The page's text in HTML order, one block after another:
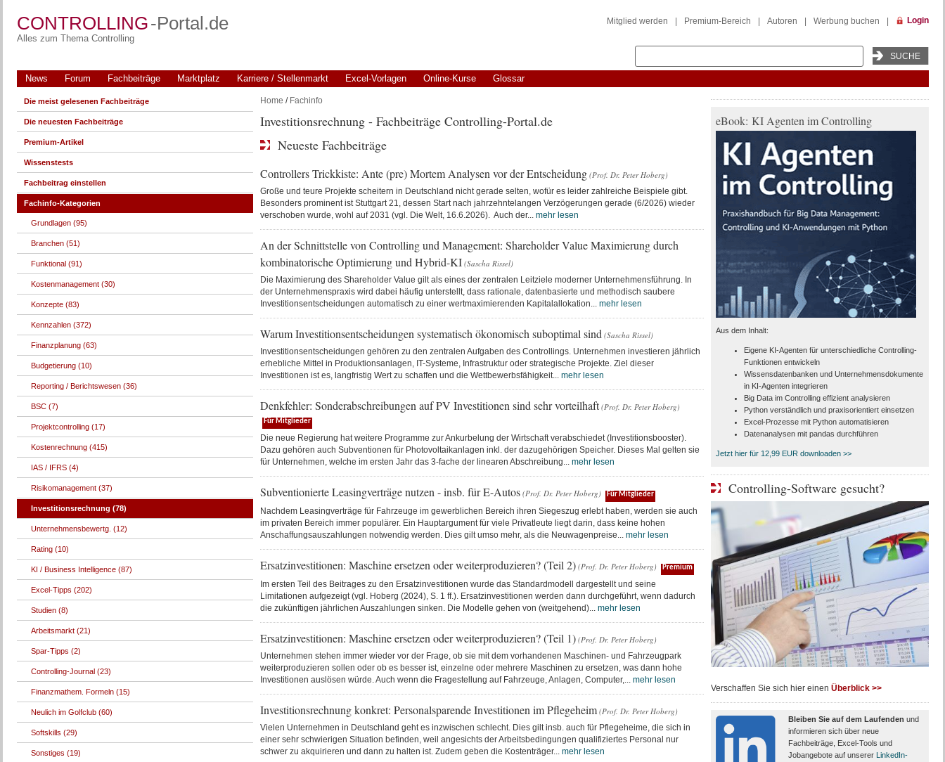
CONTROLLING-Portal.de
Alles zum Thema Controlling
Mitglied werden Premium-Bereich Autoren Werbung buchen Login
News Forum Fachbeiträge Marktplatz Karriere / Stellenmarkt Excel-Vorlagen Online-Kurse Glossar
Home / Fachinfo
Investitionsrechnung - Fachbeiträge Controlling-Portal.de
Neueste Fachbeiträge
Controllers Trickkiste: Ante (pre) Mortem Analysen vor der Entscheidung (Prof. Dr. Peter Hoberg)
Große und teure Projekte scheitern in Deutschland nicht gerade selten, wofür es leider zahlreiche Beispiele gibt.
Besonders prominent ist Stuttgart 21, dessen Start nach jahrzehntelangen Verzögerungen gerade (6/2026) wieder
verschoben wurde, wohl auf 2031 (vgl. Die Welt, 16.6.2026). Auch der... mehr lesen
An der Schnittstelle von Controlling und Management: Shareholder Value Maximierung durch
kombinatorische Optimierung und Hybrid-KI (Sascha Rissel)
Die Maximierung des Shareholder Value gilt als eines der zentralen Leitziele moderner Unternehmensführung. In
der Unternehmenspraxis wird dabei häufig unterstellt, dass rationale, datenbasierte und methodisch saubere
Investitionsentscheidungen automatisch zu einer wertmaximierenden Kapitalallokation... mehr lesen
Warum Investitionsentscheidungen systematisch ökonomisch suboptimal sind (Sascha Rissel)
Investitionsentscheidungen gehören zu den zentralen Aufgaben des Controllings. Unternehmen investieren jährlich
erhebliche Mittel in Produktionsanlagen, IT-Systeme, Infrastruktur oder strategische Projekte. Ziel dieser
Investitionen ist es, langfristig Wert zu schaffen und die Wettbewerbsfähigkeit... mehr lesen
Denkfehler: Sonderabschreibungen auf PV Investitionen sind sehr vorteilhaft (Prof. Dr. Peter Hoberg)
Für Mitglieder
Die neue Regierung hat weitere Programme zur Ankurbelung der Wirtschaft verabschiedet (Investitionsbooster).
Dazu gehören auch Subventionen für Photovoltaikanlagen inkl. der dazugehörigen Speicher. Dieses Mal gelten sie
für Unternehmen, welche im ersten Jahr das 3-fache der linearen Abschreibung... mehr lesen
Subventionierte Leasingverträge nutzen - insb. für E-Autos (Prof. Dr. Peter Hoberg) Für Mitglieder
Nachdem Leasingverträge für Fahrzeuge im gewerblichen Bereich ihren Siegeszug erlebt haben, werden sie auch
im privaten Bereich immer populärer. Ein Hauptargument für viele Privatleute liegt darin, dass keine hohen
Anschaffungsauszahlungen notwendig werden. Dies gilt umso mehr, als die Neuwagenpreise... mehr lesen
Ersatzinvestitionen: Maschine ersetzen oder weiterproduzieren? (Teil 2) (Prof. Dr. Peter Hoberg) Premium
Im ersten Teil des Beitrages zu den Ersatzinvestitionen wurde das Standardmodell dargestellt und seine
Limitationen aufgezeigt (vgl. Hoberg (2024), S. 1 ff.). Ersatzinvestitionen werden dann durchgeführt, wenn dadurch
die zukünftigen jährlichen Auszahlungen sinken. Die Modelle gehen von (weitgehend)... mehr lesen
Ersatzinvestitionen: Maschine ersetzen oder weiterproduzieren? (Teil 1) (Prof. Dr. Peter Hoberg)
Unternehmen stehen immer wieder vor der Frage, ob sie mit dem vorhandenen Maschinen- und Fahrzeugpark
weiterproduzieren sollen oder ob es besser ist, einzelne oder mehrere Maschinen zu ersetzen, was dann hohe
Investitionen auslösen würde. Auch wenn die Fragestellung auf Fahrzeuge, Anlagen, Computer,... mehr lesen
Investitionsrechnung konkret: Personalsparende Investitionen im Pflegeheim (Prof. Dr. Peter Hoberg)
Vielen Unternehmen in Deutschland geht es inzwischen schlecht. Dies gilt insb. auch für Pflegeheime, die sich in
einer sehr schwierigen Situation befinden, weil angesichts der Arbeitsbedingungen qualifiziertes Personal nur
schwer zu akquirieren und dann zu halten ist. Zudem geben die Kostenträger... mehr lesen
Die meist gelesenen Fachbeiträge
Die neuesten Fachbeiträge
Premium-Artikel
Wissenstests
Fachbeitrag einstellen
Fachinfo-Kategorien
Grundlagen (95)
Branchen (51)
Funktional (91)
Kostenmanagement (30)
Konzepte (83)
Kennzahlen (372)
Finanzplanung (63)
Budgetierung (10)
Reporting / Berichtswesen (36)
BSC (7)
Projektcontrolling (17)
Kostenrechnung (415)
IAS / IFRS (4)
Risikomanagement (37)
Investitionsrechnung (78)
Unternehmensbewertg. (12)
Rating (10)
KI / Business Intelligence (87)
Excel-Tipps (202)
Studien (8)
Arbeitsmarkt (21)
Spar-Tipps (2)
Controlling-Journal (23)
Finanzmathem. Formeln (15)
Neulich im Golfclub (60)
Softskills (29)
Sonstiges (19)
eBook: KI Agenten im Controlling
Aus dem Inhalt:
Eigene KI-Agenten für unterschiedliche Controlling-
Funktionen entwickeln
Wissensdatenbanken und Unternehmensdokumente
in KI-Agenten integrieren
Big Data im Controlling effizient analysieren
Python verständlich und praxisorientiert einsetzen
Excel-Prozesse mit Python automatisieren
Datenanalysen mit pandas durchführen
Jetzt hier für 12,99 EUR downloaden >>
Controlling-Software gesucht?
Verschaffen Sie sich hier einen Überblick >>
Bleiben Sie auf dem Laufenden und
informieren sich über neue
Fachbeiträge, Excel-Tools und
Jobangebote auf unserer LinkedIn-